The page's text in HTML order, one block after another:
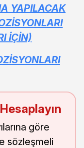
YAPILACAK
İÇİN)
göre
sözleşmeli